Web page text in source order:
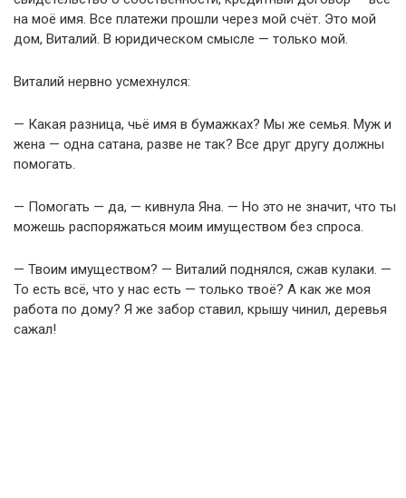
на моё имя. Все платежи прошли через мой счёт. Это мой
дом, Виталий. В юридическом смысле — только мой.
Виталий нервно усмехнулся:
— Какая разница, чьё имя в бумажках? Мы же семья. Муж и
жена — одна сатана, разве не так? Все друг другу должны
помогать.
— Помогать — да, — кивнула Яна. — Но это не значит, что ты
можешь распоряжаться моим имуществом без спроса.
— Твоим имуществом? — Виталий поднялся, сжав кулаки. —
То есть всё, что у нас есть — только твоё? А как же моя
работа по дому? Я же забор ставил, крышу чинил, деревья
сажал!